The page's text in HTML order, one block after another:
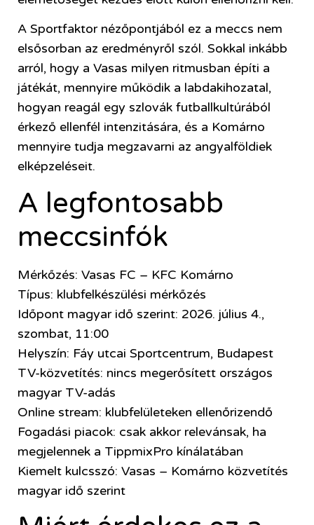
A Sportfaktor nézőpontjából ez a meccs nem
elsősorban az eredményről szól. Sokkal inkább
arról, hogy a Vasas milyen ritmusban építi a
játékát, mennyire működik a labdakihozatal,
hogyan reagál egy szlovák futballkultúrából
érkező ellenfél intenzitására, és a Komárno
mennyire tudja megzavarni az angyalföldiek
elképzeléseit.
A legfontosabb
meccsinfók
Mérkőzés: Vasas FC – KFC Komárno
Típus: klubfelkészülési mérkőzés
Időpont magyar idő szerint: 2026. július 4.,
szombat, 11:00
Helyszín: Fáy utcai Sportcentrum, Budapest
TV-közvetítés: nincs megerősített országos
magyar TV-adás
Online stream: klubfelületeken ellenőrizendő
Fogadási piacok: csak akkor relevánsak, ha
megjelennek a TippmixPro kínálatában
Kiemelt kulcsszó: Vasas – Komárno közvetítés
magyar idő szerint